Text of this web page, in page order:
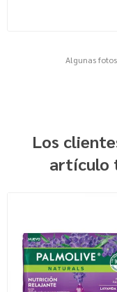
Algunas
Los
artículo